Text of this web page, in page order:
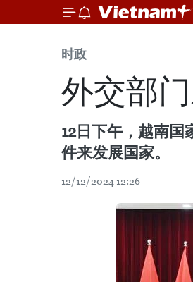
时政
外交部
12日下午，越南
件来发展国家。
12/12/2024 12:26